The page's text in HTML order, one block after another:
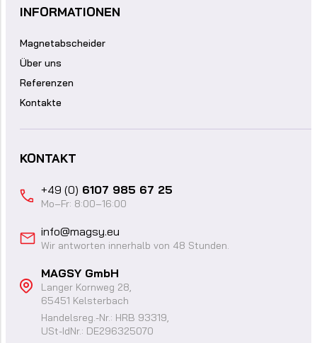
INFORMATIONEN
Magnetabscheider
Über uns
Referenzen
Kontakte
KONTAKT
+49 (0) 6107 985 67 25
Mo–Fr: 8:00–16:00
info@magsy.eu
Wir antworten innerhalb von 48 Stunden.
MAGSY GmbH
Langer Kornweg 28,
65451 Kelsterbach
Handelsreg.-Nr.: HRB 93319,
USt-IdNr.: DE296325070